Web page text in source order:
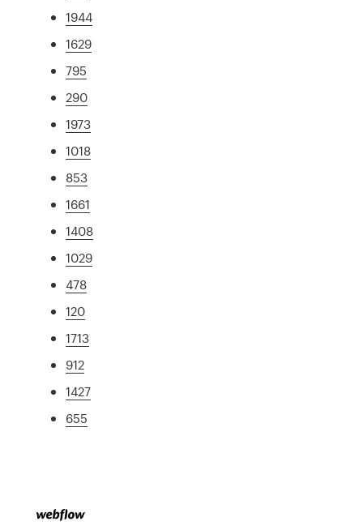
1944
1629
795
290
1973
1018
853
1661
1408
1029
478
120
1713
912
1427
655